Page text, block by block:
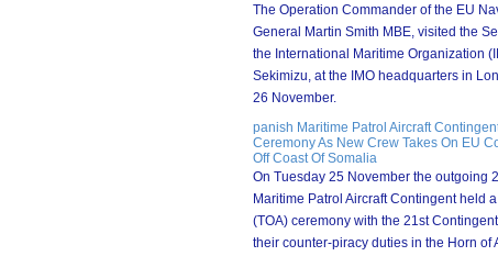
The Operation Commander of the EU
General Martin Smith MBE, visited the
the International Maritime Organization
Sekimizu, at the IMO headquarters in
26 November.
panish Maritime Patrol Aircraft
Ceremony As New Crew Takes On EU
Off Coast Of Somalia
On Tuesday 25 November the outgoing
Maritime Patrol Aircraft Contingent held
(TOA) ceremony with the 21st
their counter-piracy duties in the Horn of